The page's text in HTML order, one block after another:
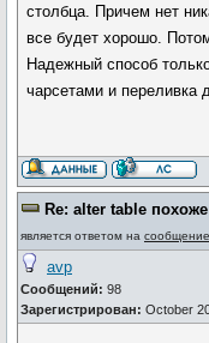
столбца. Причем нет
все будет хорошо.
Надежный способ
чарсетами и переливка
Re: alter table
является ответом на
avp
Сообщений: 98
Зарегистрирован: October